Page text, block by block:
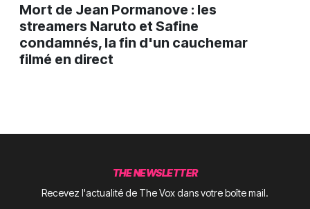
Mort de Jean Pormanove : les
streamers Naruto et Safine
condamnés, la fin d'un cauchemar
filmé en direct
THE NEWSLETTER
Recevez l'actualité de The Vox dans votre boîte mail.